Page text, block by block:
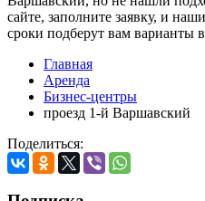
сайте, заполните заявку, и
сроки подберут вам варианты
Главная
Аренда
Бизнес-центры
проезд 1-й Варшавский
Поделиться: